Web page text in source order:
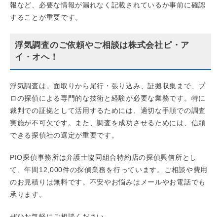
報など、必要な情報が漏れなく記載されているか事前に確認
することが重要です。
浮気調査のご依頼やご相談は株式会社ピ・ア
イ・オへ！
浮気調査は、面取りから尾行・張り込み、証拠収集まで、プ
ロの探偵による専門的な技術と経験が必要な業務です。特に
裁判での証拠として活用するためには、適切な手順での調査
実施が不可欠です。また、調査を成功させるためには、信頼
できる探偵社の選定が重要です。
PIO探偵事務所は弁護士協同組合特約店の探偵興信所とし
て、年間12,000件の探偵業務を行っています。ご相談や費用
のお見積りは無料です。不安やお悩みはメールやお電話でも
承ります。